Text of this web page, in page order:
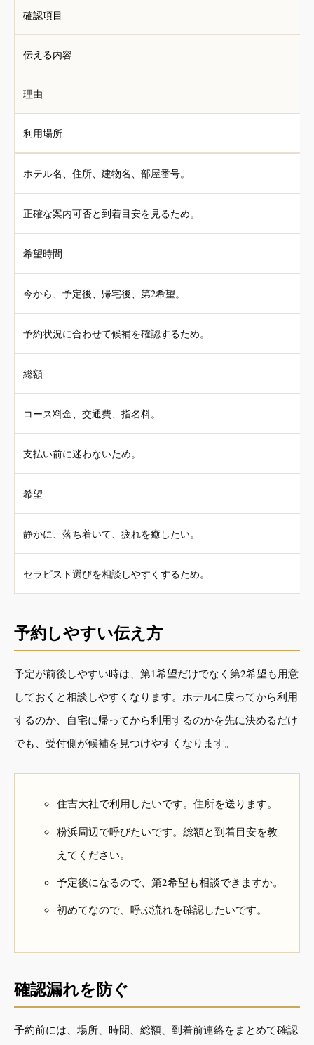
確認項目
伝える内容
理由
利用場所
ホテル名、住所、建物名、部屋番号。
正確な案内可否と到着目安を見るため。
希望時間
今から、予定後、帰宅後、第2希望。
予約状況に合わせて候補を確認するため。
総額
コース料金、交通費、指名料。
支払い前に迷わないため。
希望
静かに、落ち着いて、疲れを癒したい。
セラピスト選びを相談しやすくするため。
予約しやすい伝え方
予定が前後しやすい時は、第1希望だけでなく第2希望も用意
しておくと相談しやすくなります。ホテルに戻ってから利用
するのか、自宅に帰ってから利用するのかを先に決めるだけ
でも、受付側が候補を見つけやすくなります。
住吉大社で利用したいです。住所を送ります。
粉浜周辺で呼びたいです。総額と到着目安を教
えてください。
予定後になるので、第2希望も相談できますか。
初めてなので、呼ぶ流れを確認したいです。
確認漏れを防ぐ
予約前には、場所、時間、総額、到着前連絡をまとめて確認